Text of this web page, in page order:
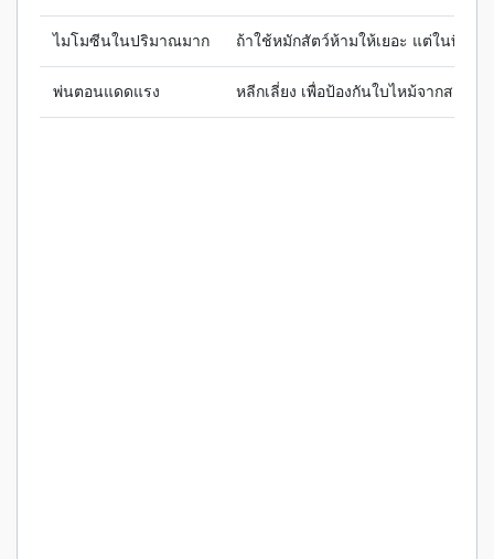
ไมโมซีนในปริมาณมาก ถ้าใช้หมักสัตว์ห้ามให้เยอะ แต่ในพืชไม่
พ่นตอนแดดแรง หลีกเลี่ยง เพื่อป้องกันใบไหม้จากสารเ